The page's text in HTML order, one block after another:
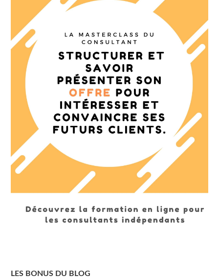
LES BONUS DU BLOG